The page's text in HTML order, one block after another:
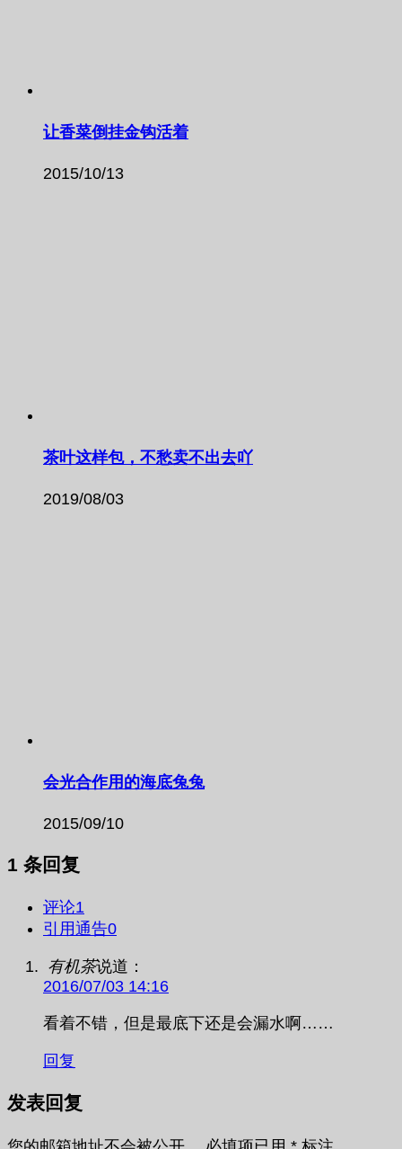
让香菜倒挂金钩活着
2015/10/13
茶叶这样包，不愁卖不出去吖
2019/08/03
会光合作用的海底兔兔
2015/09/10
1 条回复
评论1
引用通告0
有机茶说道：
2016/07/03 14:16
看着不错，但是最底下还是会漏水啊……
回复
发表回复